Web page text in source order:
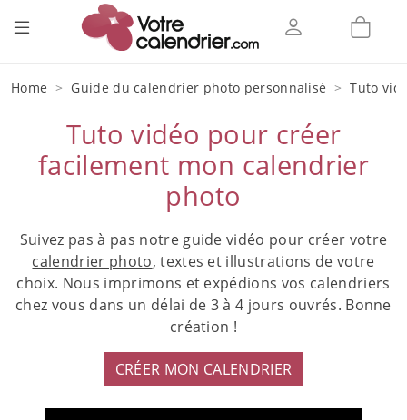
Home Guide du calendrier photo personnalisé Tuto
Tuto vidéo pour créer
facilement mon calendrier
photo
Suivez pas à pas notre guide vidéo pour créer votre
calendrier photo, textes et illustrations de votre
choix. Nous imprimons et expédions vos calendriers
chez vous dans un délai de 3 à 4 jours ouvrés. Bonne
création !
CRÉER MON CALENDRIER